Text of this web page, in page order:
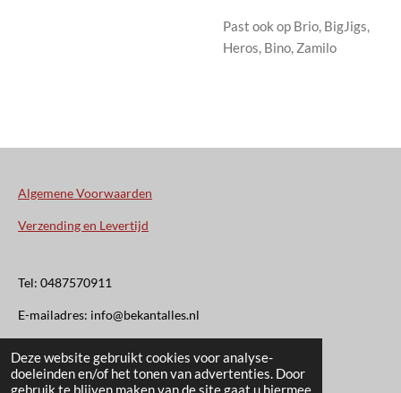
Deze website gebruikt cookies voor analyse-
doeleinden en/of het tonen van advertenties. Door
gebruik te blijven maken van de site gaat u hiermee
Past ook op Brio, BigJigs,
Heros, Bino, Zamilo
Algemene Voorwaarden
Verzending en Levertijd
Tel: 0487570911
E-mailadres: info@bekantalles.nl
Rooysestraat 4